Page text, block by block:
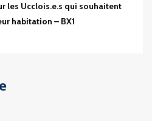
les Ucclois.e.s qui souhaitent
habitation – BX1